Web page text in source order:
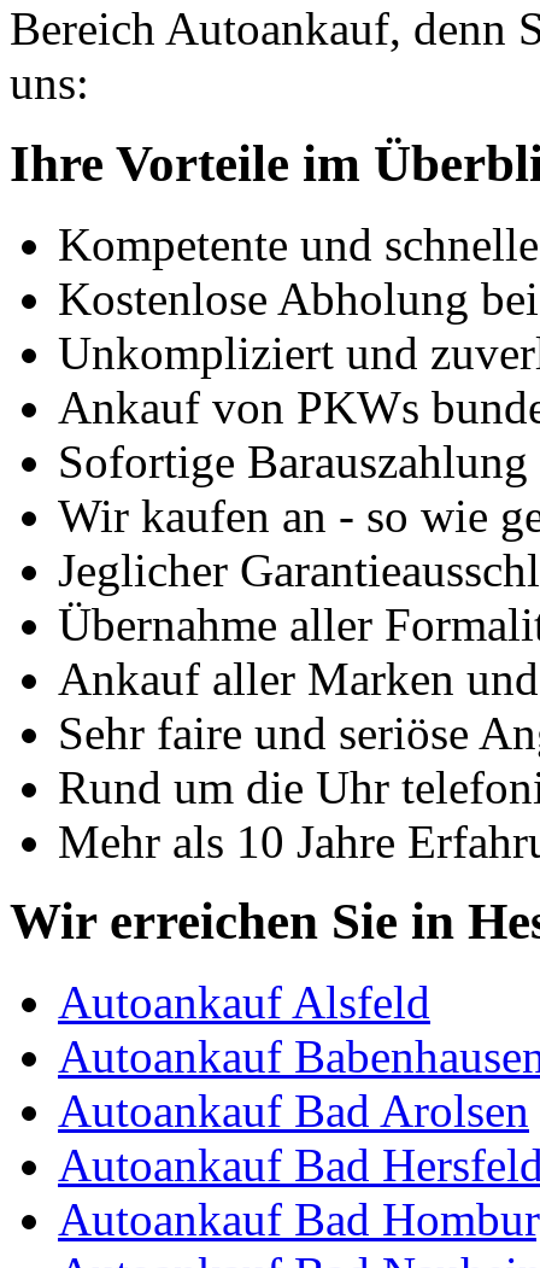
Bereich Autoankauf, denn
uns:
Ihre Vorteile im
Kompetente und
Kostenlose Abholung
Unkompliziert und
Ankauf von PKWs
Sofortige
Wir kaufen an - so wie
Jeglicher
Übernahme aller
Ankauf aller Marken
Sehr faire und seriöse
Rund um die Uhr
Mehr als 10 Jahre
Wir erreichen Sie in
Autoankauf Alsfeld
Autoankauf
Autoankauf Bad Arolsen
Autoankauf Bad
Autoankauf Bad